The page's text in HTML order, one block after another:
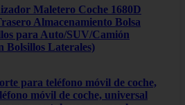
Maletero Coche 1680D
Almacenamiento Bolsa
para Auto/SUV/Camión
Bolsillos Laterales)
para teléfono móvil de coche,
móvil de coche, universal